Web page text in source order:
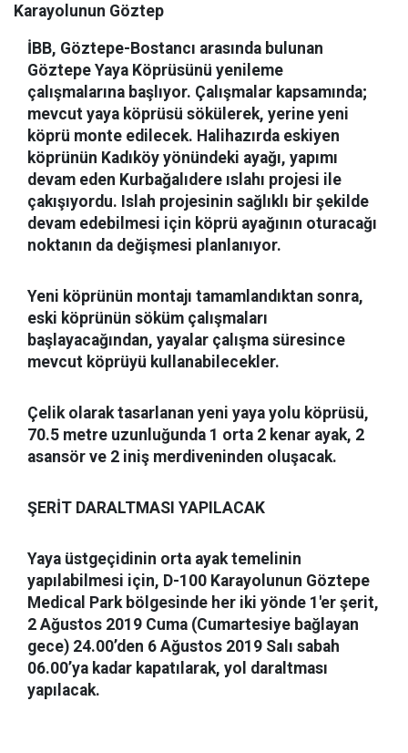
Karayolunun Göztep
İBB, Göztepe-Bostancı arasında bulunan
Göztepe Yaya Köprüsünü yenileme
çalışmalarına başlıyor. Çalışmalar kapsamında;
mevcut yaya köprüsü sökülerek, yerine yeni
köprü monte edilecek. Halihazırda eskiyen
köprünün Kadıköy yönündeki ayağı, yapımı
devam eden Kurbağalıdere ıslahı projesi ile
çakışıyordu. Islah projesinin sağlıklı bir şekilde
devam edebilmesi için köprü ayağının oturacağı
noktanın da değişmesi planlanıyor.
Yeni köprünün montajı tamamlandıktan sonra,
eski köprünün söküm çalışmaları
başlayacağından, yayalar çalışma süresince
mevcut köprüyü kullanabilecekler.
Çelik olarak tasarlanan yeni yaya yolu köprüsü,
70.5 metre uzunluğunda 1 orta 2 kenar ayak, 2
asansör ve 2 iniş merdiveninden oluşacak.
ŞERİT DARALTMASI YAPILACAK
Yaya üstgeçidinin orta ayak temelinin
yapılabilmesi için, D-100 Karayolunun Göztepe
Medical Park bölgesinde her iki yönde 1'er şerit,
2 Ağustos 2019 Cuma (Cumartesiye bağlayan
gece) 24.00’den 6 Ağustos 2019 Salı sabah
06.00’ya kadar kapatılarak, yol daraltması
yapılacak.